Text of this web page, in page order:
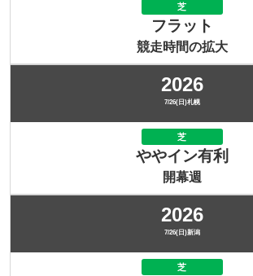
芝
フラット
競走時間の拡大
2026
7/26(日)札幌
芝
ややイン有利
開幕週
2026
7/26(日)新潟
芝